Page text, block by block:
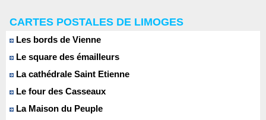
CARTES POSTALES DE LIMOGES
Les bords de Vienne
Le square des émailleurs
La cathédrale Saint Etienne
Le four des Casseaux
La Maison du Peuple